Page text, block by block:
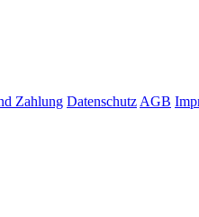
Zahlung DatenschutzAGB